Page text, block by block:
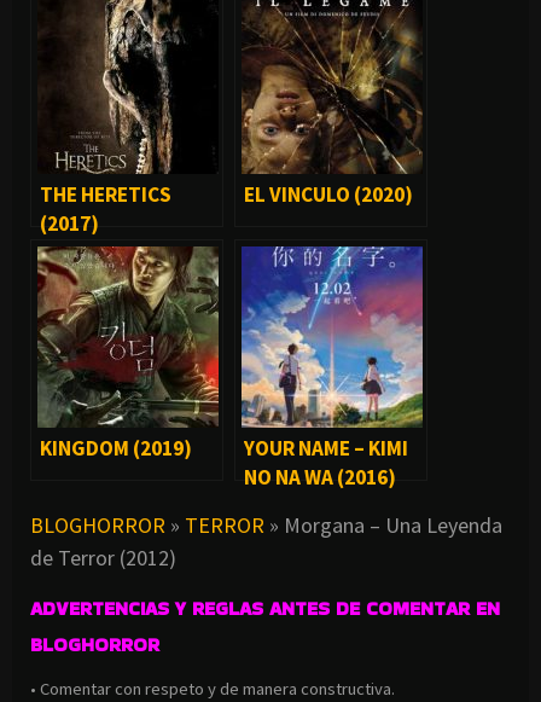
THE HERETICS
(2017)
EL VINCULO (2020)
KINGDOM (2019)
YOUR NAME – KIMI
NO NA WA (2016)
BLOGHORROR » TERROR » Morgana – Una Leyenda
de Terror (2012)
ADVERTENCIAS Y REGLAS ANTES DE COMENTAR EN
BLOGHORROR
• Comentar con respeto y de manera constructiva.